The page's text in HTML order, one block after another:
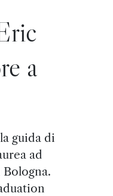
a
guida di
ad